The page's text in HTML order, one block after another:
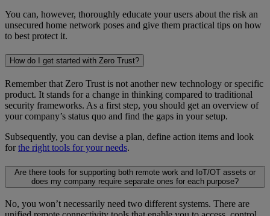
You can, however, thoroughly educate your users about the risk an
unsecured home network poses and give them practical tips on how
to best protect it.
How do I get started with Zero Trust?
Remember that Zero Trust is not another new technology or specific
product. It stands for a change in thinking compared to traditional
security frameworks. As a first step, you should get an overview of
your company’s status quo and find the gaps in your setup.
Subsequently, you can devise a plan, define action items and look
forthe right tools for your needs.
Are there tools for supporting both remote work and IoT/OT assets or
does my company require separate ones for each purpose?
No, you won’t necessarily need two different systems. There are